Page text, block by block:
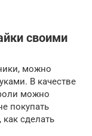
своими
можно
В качестве
можно
покупать
сделать